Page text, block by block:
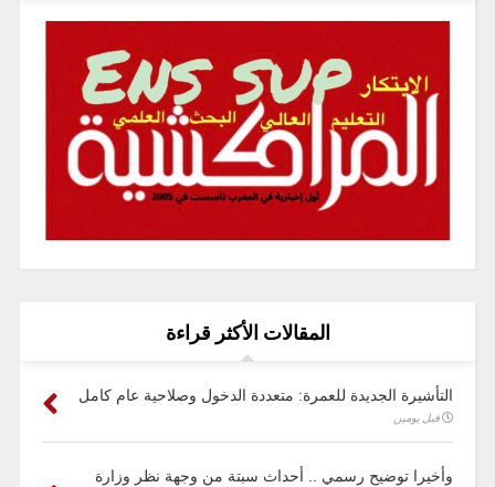
المقالات الأكثر قراءة
التأشيرة الجديدة للعمرة: متعددة الدخول وصلاحية عام كامل
قبل يومين
وأخيرا توضيح رسمي .. أحداث سبتة من وجهة نظر وزارة